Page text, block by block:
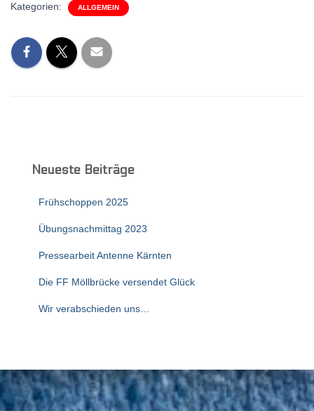
Kategorien: ALLGEMEIN
Neueste Beiträge
Frühschoppen 2025
Übungsnachmittag 2023
Pressearbeit Antenne Kärnten
Die FF Möllbrücke versendet Glück
Wir verabschieden uns…